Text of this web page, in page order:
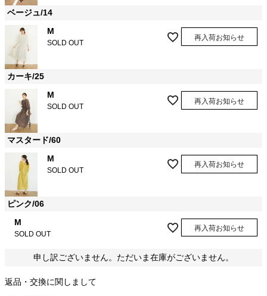
ベージュ/14
M
SOLD OUT
再入荷お知らせ
カーキ/25
M
SOLD OUT
再入荷お知らせ
マスタード/60
M
SOLD OUT
再入荷お知らせ
ピンク/06
M
SOLD OUT
再入荷お知らせ
申し訳ございません。ただいま在庫がございません。
返品・交換に関しまして